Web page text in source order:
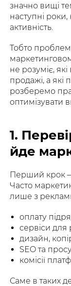
значно вищі
наступні роки,
активність.
Тобто
не розуміє,
продажі, а які
розберемо
оптимізувати
1.
йде
Перший крок –
Часто
лише з
оплату
сервіси для
дизайн,
SEO та
комісії
Саме в таких